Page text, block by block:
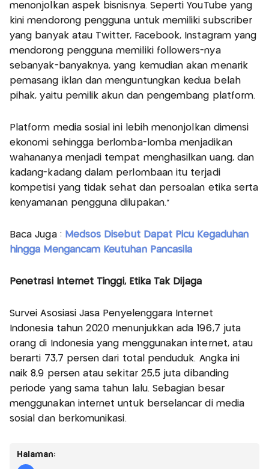
menonjolkan aspek bisnisnya. Seperti YouTube yang
kini mendorong pengguna untuk memiliki subscriber
yang banyak atau Twitter, Facebook, Instagram yang
mendorong pengguna memiliki followers-nya
sebanyak-banyaknya, yang kemudian akan menarik
pemasang iklan dan menguntungkan kedua belah
pihak, yaitu pemilik akun dan pengembang platform.
Platform media sosial ini lebih menonjolkan dimensi
ekonomi sehingga berlomba-lomba menjadikan
wahananya menjadi tempat menghasilkan uang, dan
kadang-kadang dalam perlombaan itu terjadi
kompetisi yang tidak sehat dan persoalan etika serta
kenyamanan pengguna dilupakan.”
Baca Juga :
Medsos Disebut Dapat Picu Kegaduhan
hingga Mengancam Keutuhan Pancasila
Penetrasi Internet Tinggi, Etika Tak Dijaga
Survei Asosiasi Jasa Penyelenggara Internet
Indonesia tahun 2020 menunjukkan ada 196,7 juta
orang di Indonesia yang menggunakan internet, atau
berarti 73,7 persen dari total penduduk. Angka ini
naik 8,9 persen atau sekitar 25,5 juta dibanding
periode yang sama tahun lalu. Sebagian besar
menggunakan internet untuk berselancar di media
sosial dan berkomunikasi.
Halaman: